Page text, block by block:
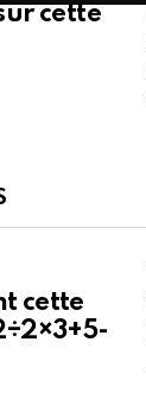
cette
cette